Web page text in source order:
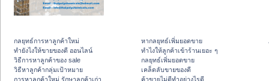
กลยุทธ์การหาลูกค้าใหม่
ทํายังไงให้ขายของดี ออนไลน์
วิธีการหาลูกค้าของ sale
วิธีหาลูกค้ากลุ่มเป้าหมาย
การหาลูกค้าใหม่ รักษาลูกค้าเก่า
หากลยุทธ์เพิ่มยอดขาย
ทําไงให้ลูกค้าเข้าร้านเยอะ ๆ
กลยุทธ์เพิ่มยอดขาย
เคล็ดลับขายของดี
ค้าขายไม่ดีทำอย่างไรดี